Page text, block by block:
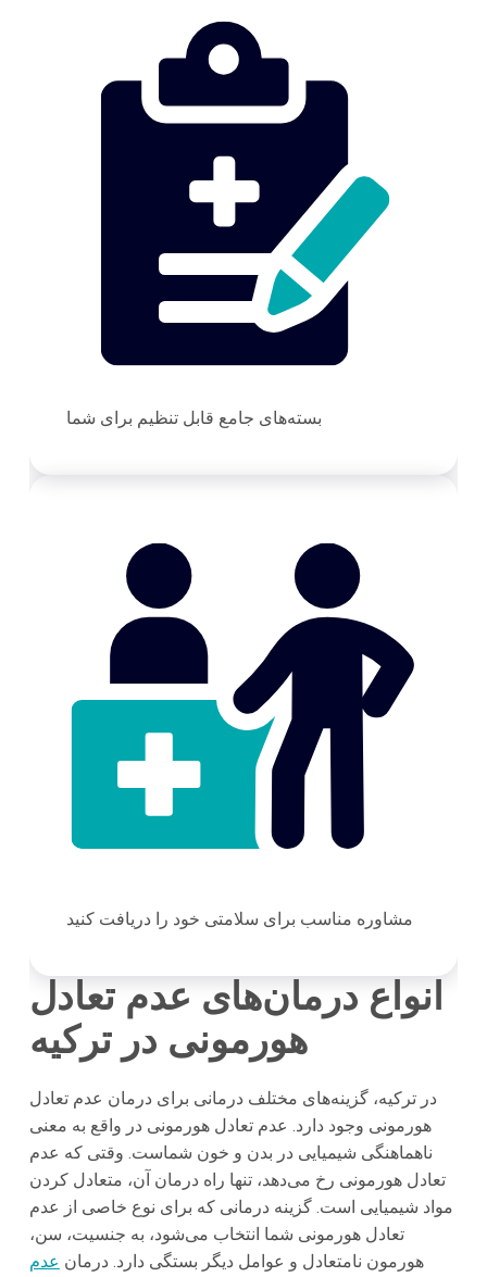
بسته‌های جامع قابل تنظیم برای شما
مشاوره مناسب برای سلامتی خود را دریافت کنید
انواع درمان‌های عدم تعادل
هورمونی در ترکیه
در ترکیه، گزینه‌های مختلف درمانی برای درمان عدم تعادل
هورمونی وجود دارد. عدم تعادل هورمونی در واقع به معنی
ناهماهنگی شیمیایی در بدن و خون شماست. وقتی که عدم
تعادل هورمونی رخ می‌دهد، تنها راه درمان آن، متعادل کردن
مواد شیمیایی است. گزینه درمانی که برای نوع خاصی از عدم
تعادل هورمونی شما انتخاب می‌شود، به جنسیت، سن،
هورمون نامتعادل و عوامل دیگر بستگی دارد. درمان عدم